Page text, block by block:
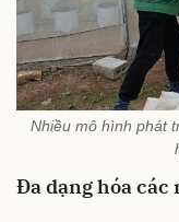
Nhiều mô hình phát
Đa dạng hóa